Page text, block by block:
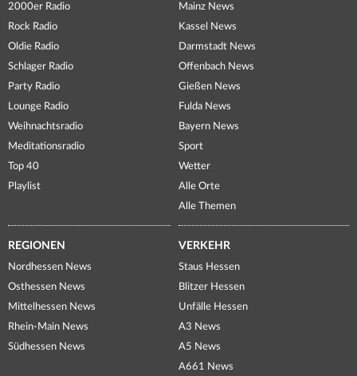
2000er Radio
Rock Radio
Oldie Radio
Schlager Radio
Party Radio
Lounge Radio
Weihnachtsradio
Meditationsradio
Top 40
Playlist
Mainz News
Kassel News
Darmstadt News
Offenbach News
Gießen News
Fulda News
Bayern News
Sport
Wetter
Alle Orte
Alle Themen
REGIONEN
Nordhessen News
Osthessen News
Mittelhessen News
Rhein-Main News
Südhessen News
VERKEHR
Staus Hessen
Blitzer Hessen
Unfälle Hessen
A3 News
A5 News
A661 News